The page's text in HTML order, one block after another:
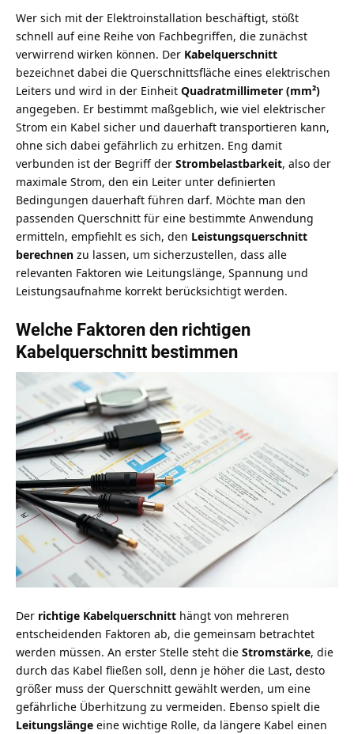
Wer sich mit der Elektroinstallation beschäftigt, stößt
schnell auf eine Reihe von Fachbegriffen, die zunächst
verwirrend wirken können. Der Kabelquerschnitt
bezeichnet dabei die Querschnittsfläche eines elektrischen
Leiters und wird in der Einheit Quadratmillimeter (mm²)
angegeben. Er bestimmt maßgeblich, wie viel elektrischer
Strom ein Kabel sicher und dauerhaft transportieren kann,
ohne sich dabei gefährlich zu erhitzen. Eng damit
verbunden ist der Begriff der Strombelastbarkeit, also der
maximale Strom, den ein Leiter unter definierten
Bedingungen dauerhaft führen darf. Möchte man den
passenden Querschnitt für eine bestimmte Anwendung
ermitteln, empfiehlt es sich, den Leistungsquerschnitt
berechnen zu lassen, um sicherzustellen, dass alle
relevanten Faktoren wie Leitungslänge, Spannung und
Leistungsaufnahme korrekt berücksichtigt werden.
Welche Faktoren den richtigen
Kabelquerschnitt bestimmen
Der richtige Kabelquerschnitt hängt von mehreren
entscheidenden Faktoren ab, die gemeinsam betrachtet
werden müssen. An erster Stelle steht die Stromstärke, die
durch das Kabel fließen soll, denn je höher die Last, desto
größer muss der Querschnitt gewählt werden, um eine
gefährliche Überhitzung zu vermeiden. Ebenso spielt die
Leitungslänge eine wichtige Rolle, da längere Kabel einen